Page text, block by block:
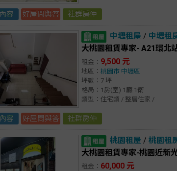
容 好屋問與答 社群房仲
中壢租屋 / 中壢租
大桃園租賃專家- A21環北
租金： 9,500 元
地區： 桃園市 中壢區
坪數：7 坪
格局：1房(室) 1廳 1衛
類型：住宅類 / 整層住家 /
容 好屋問與答 社群房仲
桃園租屋 / 桃園租
大桃園租賃專家-桃園近新
租金： 60,000 元